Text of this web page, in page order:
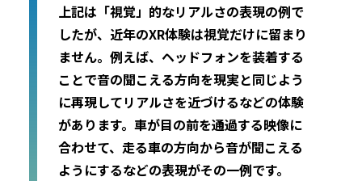
上記は「視覚」的なリアルさの表現の例で
したが、近年のXR体験は視覚だけに留まり
ません。例えば、ヘッドフォンを装着する
ことで音の聞こえる方向を現実と同じよう
に再現してリアルさを近づけるなどの体験
があります。車が目の前を通過する映像に
合わせて、走る車の方向から音が聞こえる
ようにするなどの表現がその一例です。